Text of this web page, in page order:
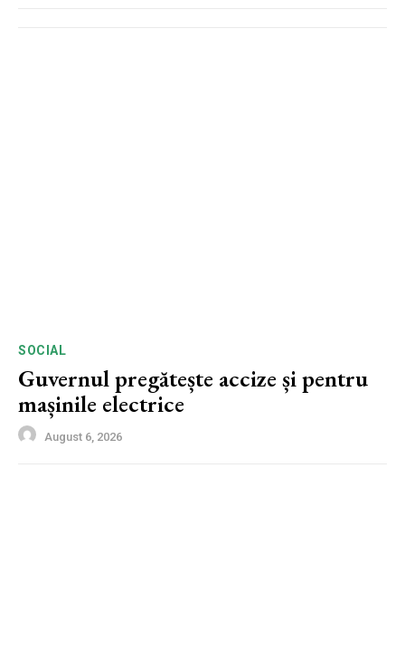
SOCIAL
Guvernul pregătește accize și pentru
mașinile electrice
August 6, 2026